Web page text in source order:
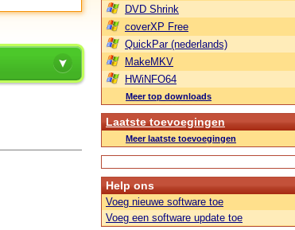
DVD Shrink
coverXP Free
QuickPar (nederlands)
MakeMKV
HWiNFO64
Meer top downloads
Laatste toevoegingen
Meer laatste toevoegingen
Help ons
Voeg nieuwe software toe
Voeg een software update toe